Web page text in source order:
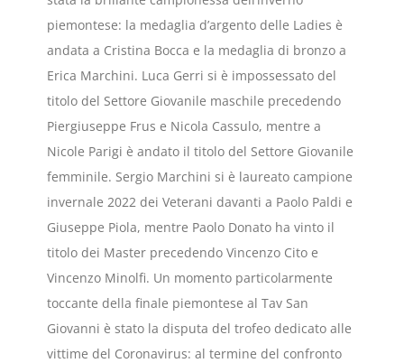
piemontese: la medaglia d’argento delle Ladies è
andata a Cristina Bocca e la medaglia di bronzo a
Erica Marchini. Luca Gerri si è impossessato del
titolo del Settore Giovanile maschile precedendo
Piergiuseppe Frus e Nicola Cassulo, mentre a
Nicole Parigi è andato il titolo del Settore Giovanile
femminile. Sergio Marchini si è laureato campione
invernale 2022 dei Veterani davanti a Paolo Paldi e
Giuseppe Piola, mentre Paolo Donato ha vinto il
titolo dei Master precedendo Vincenzo Cito e
Vincenzo Minolfi. Un momento particolarmente
toccante della finale piemontese al Tav San
Giovanni è stato la disputa del trofeo dedicato alle
vittime del Coronavirus: al termine del confronto